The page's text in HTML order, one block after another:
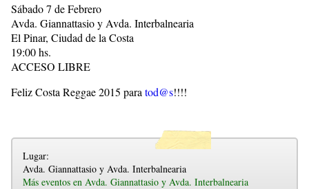
Sábado 7 de Febrero
Avda. Giannattasio y Avda. Interbalnearia
El Pinar, Ciudad de la Costa
19:00 hs.
ACCESO LIBRE
Feliz Costa Reggae 2015 para tod@s!!!!
Lugar:
Avda. Giannattasio y Avda. Interbalnearia
Más eventos en Avda. Giannattasio y Avda. Interbalnearia